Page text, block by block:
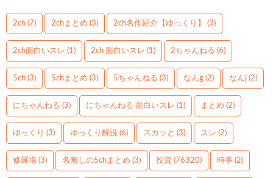
2ch (7) 2chまとめ (3) 2ch名作紹介【ゆっくり】 (3)
2ch面白いスレ (1) 2ch 面白いスレ (1) 2ちゃんねる (6)
5ch (3) 5chまとめ (3) 5ちゃんねる (3) なんg (2) なんj (2)
にちゃんねる (3) にちゃんねる 面白いスレ (1) まとめ (2)
ゆっくり (3) ゆっくり解説 (6) スカッと (3) スレ (2)
修羅場 (3) 名無しの5chまとめ (3) 投資 (76320) 時事 (2)